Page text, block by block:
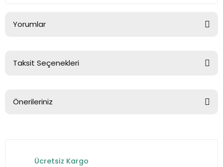
Yorumlar
Taksit Seçenekleri
Önerileriniz
Görüş ve önerileriniz için teşekkür ederiz.
Ücretsiz Kargo